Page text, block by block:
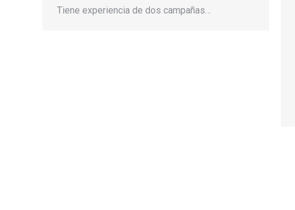
Tiene experiencia de dos campañas…